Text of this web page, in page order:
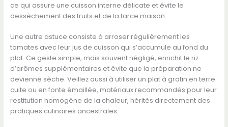
ce qui assure une cuisson interne délicate et évite le
dessèchement des fruits et de la farce maison.
Une autre astuce consiste à arroser régulièrement les
tomates avec leur jus de cuisson qui s’accumule au fond du
plat. Ce geste simple, mais souvent négligé, enrichit le riz
d’arômes supplémentaires et évite que la préparation ne
devienne sèche. Veillez aussi à utiliser un plat à gratin en terre
cuite ou en fonte émaillée, matériaux recommandés pour leur
restitution homogène de la chaleur, hérités directement des
pratiques culinaires ancestrales.